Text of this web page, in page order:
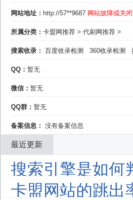
网站地址： http://57**9687 网站故障或关闭
所属分类： 卡盟网推荐 > 代刷网推荐 >
搜索收录： 百度收录检测 360收录检测
QQ： 暂无
微信： 暂无
QQ群： 暂无
备案信息： 没有备案信息
最近更新
搜索引擎是如何
卡盟网站的跳出